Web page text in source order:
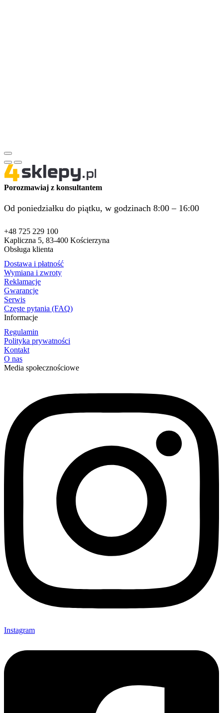
Porozmawiaj z konsultantem
Od poniedziałku do piątku, w godzinach 8:00 – 16:00
+48 725 229 100
Kapliczna 5, 83-400 Kościerzyna
Obsługa klienta
Dostawa i płatność
Wymiana i zwroty
Reklamacje
Gwarancje
Serwis
Częste pytania (FAQ)
Informacje
Regulamin
Polityka prywatności
Kontakt
O nas
Media społecznościowe
Instagram